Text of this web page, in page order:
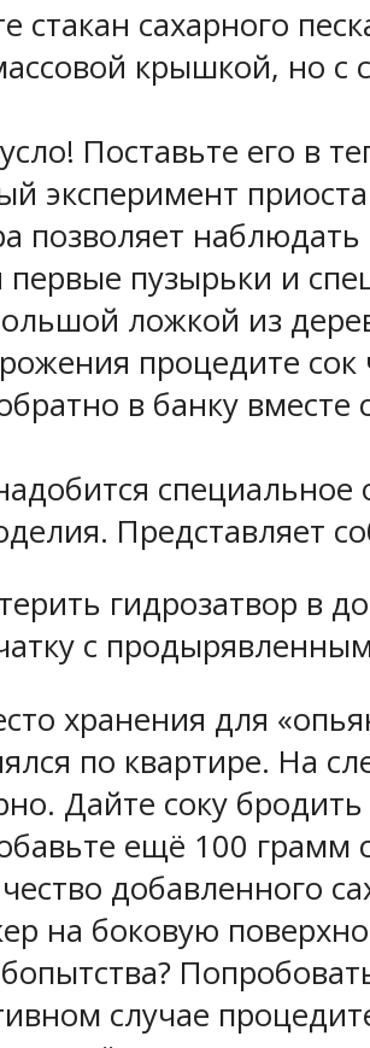
стакан сахарного
крышкой, но
Поставьте его в
эксперимент
позволяет
первые пузырьки и
ложкой из
процедите сок
в банку вместе
Представляет
гидрозатвор в
с
хранения для
по квартире. На
Дайте соку
ещё 100 грамм
добавленного
на боковую
случае